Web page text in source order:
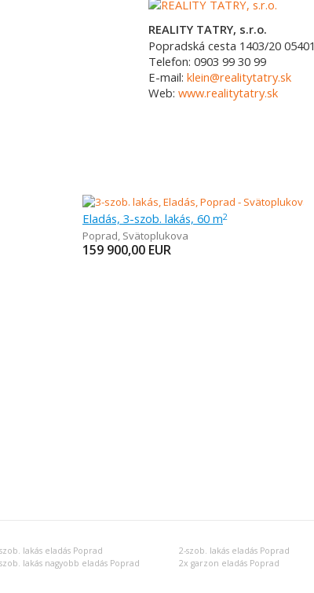
REALITY TATRY, s.r.o.
Popradská cesta 1403/20 05401
Telefon: 0903 99 30 99
E-mail: klein@realitytatry.sk
Web: www.realitytatry.sk
Eladás, 3-szob. lakás, 60 m2
Poprad, Svätoplukova
159 900,00 EUR
lakás eladás Poprad 2-szob. lakás eladás Poprad
lakás nagyobb eladás Poprad 2x garzon eladás Poprad